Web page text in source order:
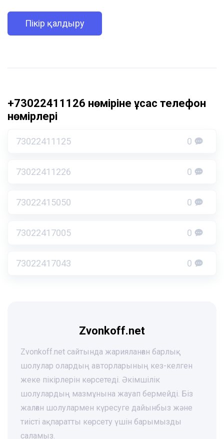
Пікір қалдыру
+73022411126 нөміріне ұқсас телефон
нөмірлері
73022411125 0
73022411226 0
73022415050 0
73022417005 0
73022417043 0
Zvonkoff.net
Zvonkoff.net сайтында жарияланған барлық
шолулар олардың авторларының кез-келген
жеке пікірлерін көрсетеді. Әкімшілік
шолулардың мазмұнына жауап бермейді. Біз
жалған шолулармен күресуге дайынбыз және
тиісті ақпаратты көрсету үшін барымызды
саламыз.